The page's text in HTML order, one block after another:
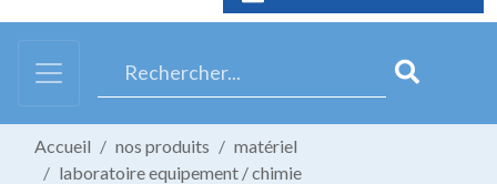
Accueil nos produits
matériel
laboratoire equipement / chimie